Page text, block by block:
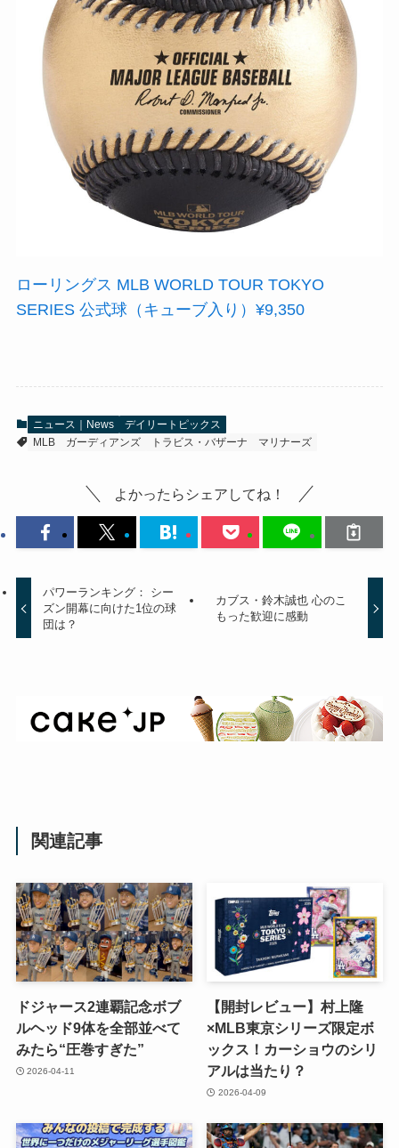
ローリングス MLB WORLD TOUR TOKYO
SERIES 公式球（キューブ入り）¥9,350
ニュース｜News
デイリートピックス
MLB
ガーディアンズ トラビス・バザーナ マリナーズ
よかったらシェアしてね！
パワーランキング： シー
ズン開幕に向けた1位の球
団は？
カブス・鈴木誠也 心のこ
もった歓迎に感動
関連記事
ドジャース2連覇記念ボブ
ルヘッド9体を全部並べて
みたら“圧巻すぎた”
2026-04-11
【開封レビュー】村上隆
×MLB東京シリーズ限定ボ
ックス！カーショウのシリ
アルは当たり？
2026-04-09